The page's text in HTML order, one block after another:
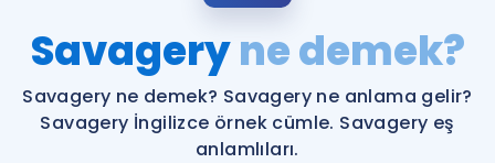
Şifremi Hatırlamıyorum
ÜYE DEĞİLİM
Katılımcı Görüşleri
Faydalı Araçlar
Savageryne demek?
Savagery ne demek? Savagery ne anlama gelir?
Savagery İngilizce örnek cümle. Savagery eş
anlamlıları.